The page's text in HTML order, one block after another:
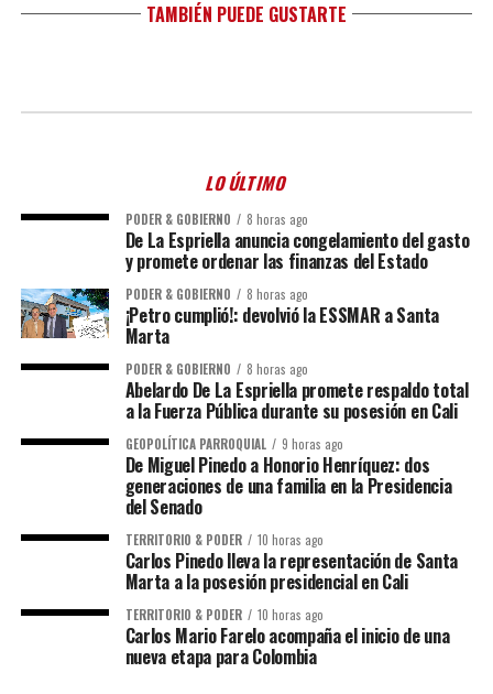
TAMBIÉN PUEDE GUSTARTE
LO ÚLTIMO
PODER & GOBIERNO 8 horas ago
De La Espriella anuncia congelamiento del gasto
y promete ordenar las finanzas del Estado
PODER & GOBIERNO 8 horas ago
¡Petro cumplió!: devolvió la ESSMAR a Santa
Marta
PODER & GOBIERNO 8 horas ago
Abelardo De La Espriella promete respaldo total
a la Fuerza Pública durante su posesión en Cali
GEOPOLÍTICA PARROQUIAL 9 horas ago
De Miguel Pinedo a Honorio Henríquez: dos
generaciones de una familia en la Presidencia
del Senado
TERRITORIO & PODER 10 horas ago
Carlos Pinedo lleva la representación de Santa
Marta a la posesión presidencial en Cali
TERRITORIO & PODER 10 horas ago
Carlos Mario Farelo acompaña el inicio de una
nueva etapa para Colombia